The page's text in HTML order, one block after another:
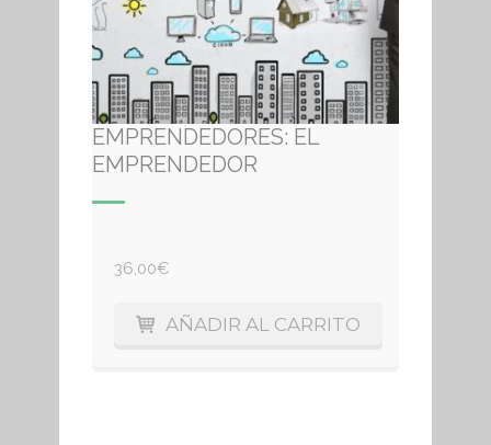
EMPRENDEDORES: EL
EMPRENDEDOR
36,00€
AÑADIR AL CARRITO